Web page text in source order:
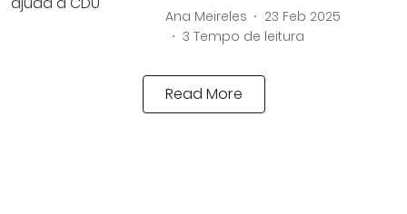
Ana Meireles
23 Feb 2025
3 Tempo de leitura
Read More